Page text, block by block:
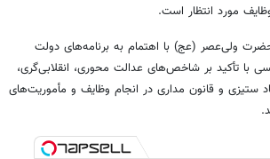
وظایف مورد انتظار است.
ولی‌عصر (عج) با اهتمام به برنامه‌های دولت
با تأکید بر شاخص‌های عدالت محوری، انقلابی‌گری،
ستیزی و قانون مداری در انجام وظایف و مأموریت‌های